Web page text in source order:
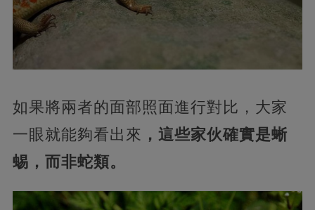
如果將兩者的面部照面進行對比，大家
一眼就能夠看出來 ，這些家伙確實是蜥
蜴，而非蛇類。